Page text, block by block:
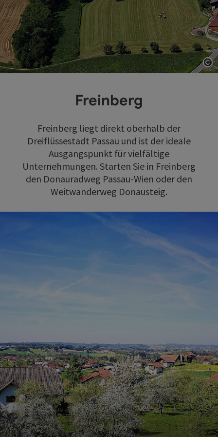
Freinberg
Freinberg liegt direkt oberhalb der
Dreiflüssestadt Passau und ist der ideale
Ausgangspunkt für vielfältige
Unternehmungen. Starten Sie in Freinberg
den Donauradweg Passau-Wien oder den
Weitwanderweg Donausteig.